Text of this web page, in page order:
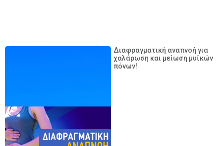
Διαφραγματική αναπνοή για
χαλάρωση και μείωση μυϊκών
πόνων!